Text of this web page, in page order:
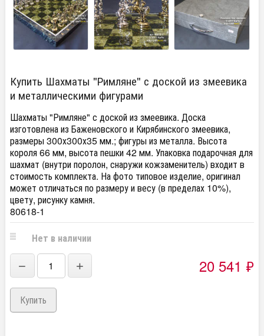
Купить Шахматы "Римляне" с доской из змеевика
и металлическими фигурами
Шахматы "Римляне" с доской из змеевика. Доска
изготовлена из Баженовского и Кирябинского змеевика,
размеры 300х300х35 мм.; фигуры из металла. Высота
короля 66 мм, высота пешки 42 мм. Упаковка подарочная для
шахмат (внутри поролон, снаружи кожзаменитель) входит в
стоимость комплекта. На фото типовое изделие, оригинал
может отличаться по размеру и весу (в пределах 10%),
цвету, рисунку камня.
80618-1
Нет в наличии
− + 20 541 ₽